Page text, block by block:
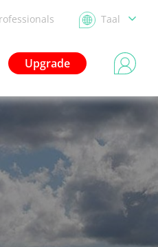
Taal
Upgrade